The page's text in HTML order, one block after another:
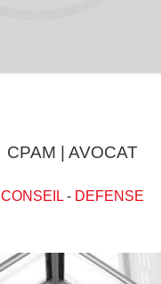
CPAM | AVOCAT
CONSEIL- DEFENSE